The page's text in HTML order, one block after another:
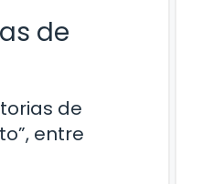
de
de
entre